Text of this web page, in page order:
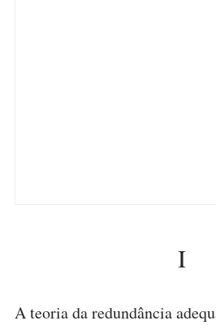
I
A teoria da redundância